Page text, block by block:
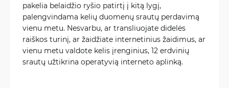
pakelia belaidžio ryšio patirtį į kitą lygį,
palengvindama kelių duomenų srautų perdavimą
vienu metu. Nesvarbu, ar transliuojate didelės
raiškos turinį, ar žaidžiate internetinius žaidimus, ar
vienu metu valdote kelis įrenginius, 12 erdvinių
srautų užtikrina operatyvią interneto aplinką.